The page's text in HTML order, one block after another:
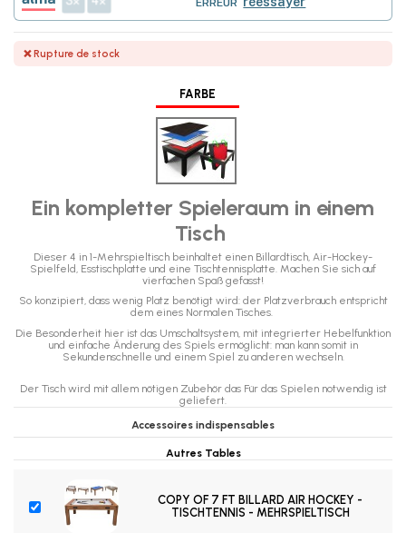
ERREUR
❌ Rupture de stock
FARBE
Ein kompletter Spieleraum in einem
Tisch
Dieser 4 in 1-Mehrspieltisch beinhaltet einen Billardtisch, Air-Hockey-
Spielfeld, Esstischplatte und eine Tischtennisplatte. Machen Sie sich auf
vierfachen Spaß gefasst!
So konzipiert, dass wenig Platz benötigt wird: der Platzverbrauch entspricht
dem eines Normalen Tisches.
Die Besonderheit hier ist das Umschaltsystem, mit integrierter Hebelfunktion
und einfache Änderung des Spiels ermöglicht: man kann somit in
Sekundenschnelle und einem Spiel zu anderen wechseln.
Der Tisch wird mit allem nötigen Zubehör das Für das Spielen notwendig ist
geliefert.
Accessoires indispensables
Autres Tables
COPY OF 7 FT BILLARD AIR HOCKEY -
TISCHTENNIS - MEHRSPIELTISCH